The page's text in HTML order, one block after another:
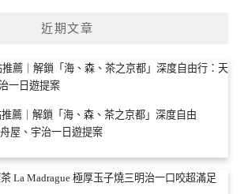
近期文章
薦｜解鎖「海、森、茶之京都」深度自由
屋、宇治一日遊提案